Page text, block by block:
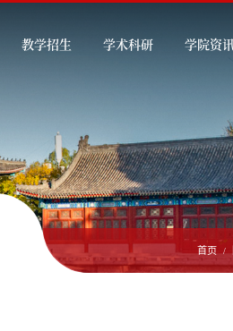
教学招生 学术科研 学院资
首页 /